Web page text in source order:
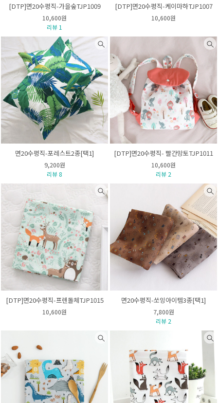
[DTP]면20수평직-가을숲TJP1009
10,600원
리뷰 1
[DTP]면20수평직-케이마하TJP1007
10,600원
면20수평직-포레스트2종[택1]
9,200원
리뷰 8
[DTP]면20수평직- 빨간망토TJP1011
10,600원
리뷰 2
[DTP]면20수평직-프렌돌체TJP1015
10,600원
면20수평직-쏘잉아이템3종[택1]
7,800원
리뷰 2